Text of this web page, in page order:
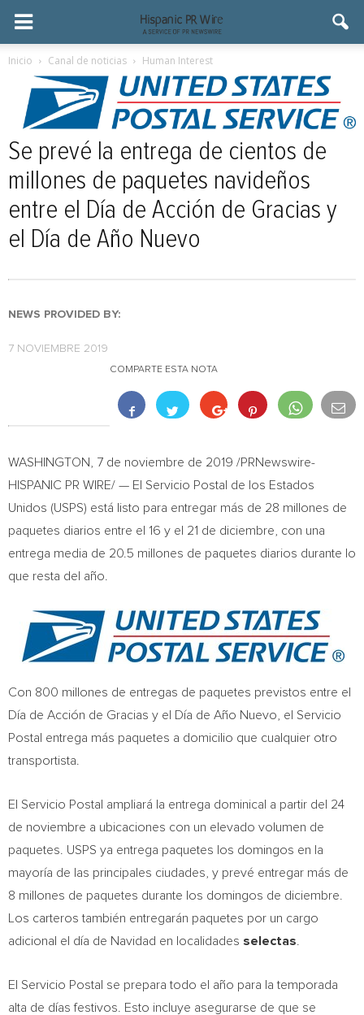
Inicio Canal de noticias Human Interest
Se prevé la entrega de cientos de
millones de paquetes navideños
entre el Día de Acción de Gracias y
el Día de Año Nuevo
NEWS PROVIDED BY:
7 NOVIEMBRE 2019
COMPARTE ESTA NOTA
WASHINGTON
, 7 de noviembre de 2019 /PRNewswire-
HISPANIC PR WIRE/ — El Servicio Postal de los Estados
Unidos (USPS) está listo para entregar más de 28 millones de
paquetes diarios entre el 16 y el 21 de diciembre, con una
entrega media de 20.5 millones de paquetes diarios durante lo
que resta del año.
Con 800 millones de entregas de paquetes previstos entre el
Día de Acción de Gracias y el Día de Año Nuevo, el Servicio
Postal entrega más paquetes a domicilio que cualquier otro
transportista.
El Servicio Postal ampliará la entrega dominical a partir del 24
de noviembre a ubicaciones con un elevado volumen de
paquetes. USPS ya entrega paquetes los domingos en la
mayoría de las principales ciudades, y prevé entregar más de
8 millones de paquetes durante los domingos de diciembre.
Los carteros también entregarán paquetes por un cargo
adicional el día de Navidad en localidades selectas
El Servicio Postal se prepara todo el año para la temporada
alta de días festivos. Esto incluye asegurarse de que se